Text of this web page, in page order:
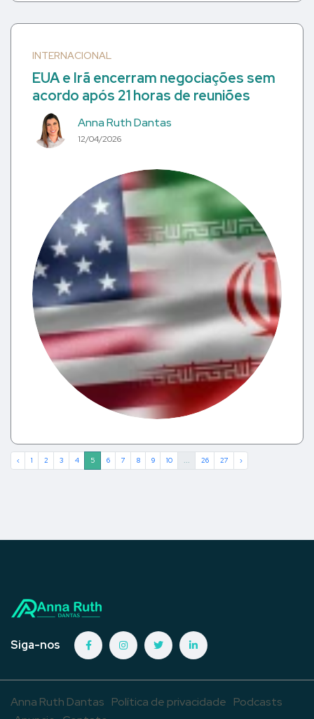
INTERNACIONAL
EUA e Irã encerram negociações sem
acordo após 21 horas de reuniões
Anna Ruth Dantas
12/04/2026
‹ 1 2 3 4 5 6 7 8 9 10 ... 26 27 ›
Siga-nos
Anna Ruth Dantas Política de privacidade Podcasts